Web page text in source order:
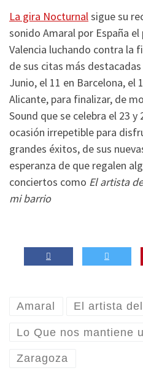
La gira Nocturnalsigue su
sonido Amaral por España
Valencia luchando contra la
de sus citas más
Junio, el 11 en Barcelona, el
Alicante, para finalizar, de
Sound que se celebra el 23 y
ocasión irrepetible para
grandes éxitos, de sus
esperanza de que regalen
conciertos como El artista
mi barrio
Amaral El artista
Lo Que nos mantiene
Zaragoza